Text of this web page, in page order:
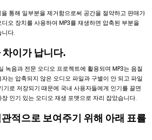
통해 일부분을 제거함으로써 공간을 절약하고 판매가
오 장치를 사용하여 MP3를 재생하면 압축된 부분을
니다.
이가 납니다.
녹음과 전문 오디오 프로젝트에 활용되며 MP3는 음질
는 압축되지 않은 오디오 파일과 구별이 안 되고 파일
기로 저장되기 때문에 국내 사용자들에게 인기를 끌면
인기 있는 오디오 재생 포맷으로 자리 잡았습니다.
적으로 보여주기 위해 아래 표를